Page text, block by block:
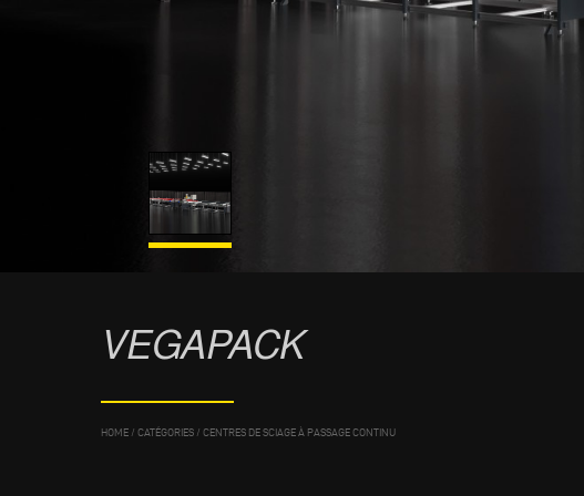
VEGAPACK
HOME/ CATÉGORIES/ CENTRES DE SCIAGE À PASSAGE CONTINU